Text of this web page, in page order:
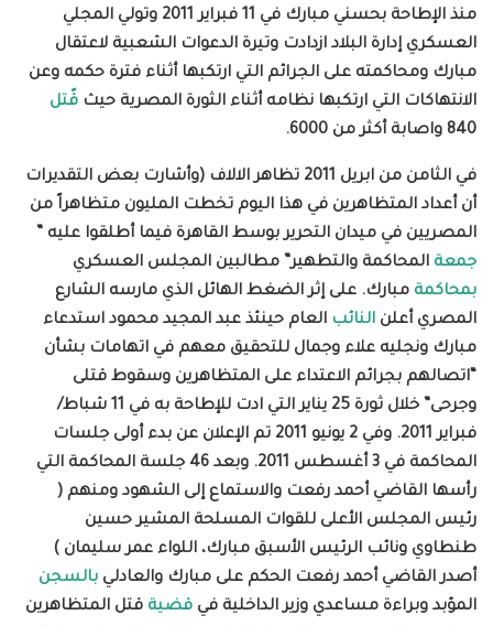
منذ الإطاحة بحسني مبارك في 11 فبراير 2011 وتولي المجلي
العسكري إدارة البلاد ازدادت وتيرة الدعوات الشعبية لاعتقال
مبارك ومحاكمته على الجرائم التي ارتكبها أثناء فترة حكمه وعن
الانتهاكات التي ارتكبها نظامه أثناء الثورة المصرية حيث قًتل
840 واصابة أكثر من 6000.
في الثامن من ابريل 2011 تظاهر الالاف (وأشارت بعض التقديرات
أن أعداد المتظاهرين في هذا اليوم تخطت المليون متظاهراً من
المصريين في ميدان التحرير بوسط القاهرة فيما أطلقوا عليه ”
جمعة المحاكمة والتطهير” مطالبين المجلس العسكري
بمحاكمة مبارك. على إثر الضغط الهائل الذي مارسه الشارع
المصري أعلن النائب العام حينئذ عبد المجيد محمود استدعاء
مبارك ونجليه علاء وجمال للتحقيق معهم في اتهامات بشأن
“اتصالهم بجرائم الاعتداء على المتظاهرين وسقوط قتلى
وجرحى” خلال ثورة 25 يناير التي ادت للإطاحة به في 11 شباط/
فبراير 2011
.
وفي 2 يونيو 2011 تم الإعلان عن بدء أولى جلسات
المحاكمة في 3 أغسطس 2011
.
وبعد 46 جلسة المحاكمة التي
رأسها القاضي أحمد رفعت والاستماع إلى الشهود ومنهم (
رئيس المجلس الأعلى للقوات المسلحة المشير حسين
طنطاوي ونائب الرئيس الأسبق مبارك، اللواء عمر سليمان )
أصدر القاضي أحمد رفعت الحكم على مبارك والعادلي بالسجن
المؤبد وبراءة مساعدي وزير الداخلية في قضية قتل المتظاهرين